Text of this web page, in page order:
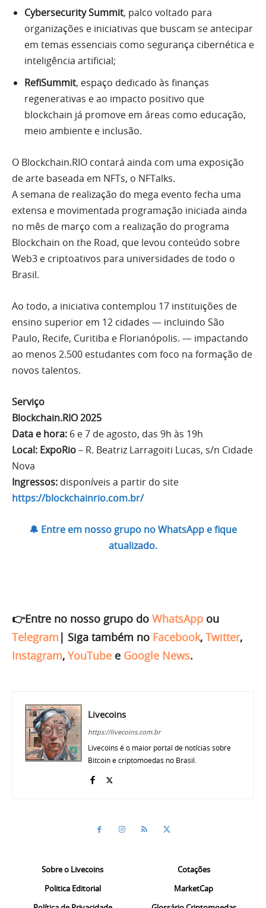
Cybersecurity Summit, palco voltado para
organizações e iniciativas que buscam se antecipar
em temas essenciais como segurança cibernética e
inteligência artificial;
RefiSummit, espaço dedicado às finanças
regenerativas e ao impacto positivo que
blockchain já promove em áreas como educação,
meio ambiente e inclusão.
O Blockchain.RIO contará ainda com uma exposição
de arte baseada em NFTs, o NFTalks.
A semana de realização do mega evento fecha uma
extensa e movimentada programação iniciada ainda
no mês de março com a realização do programa
Blockchain on the Road, que levou conteúdo sobre
Web3 e criptoativos para universidades de todo o
Brasil.
Ao todo, a iniciativa contemplou 17 instituições de
ensino superior em 12 cidades — incluindo São
Paulo, Recife, Curitiba e Florianópolis. — impactando
ao menos 2.500 estudantes com foco na formação de
novos talentos.
Serviço
Blockchain.RIO 2025
Data e hora: 6 e 7 de agosto, das 9h às 19h
Local: ExpoRio– R. Beatriz Larragoiti Lucas, s/n Cidade
Nova
Ingressos: disponíveis a partir do site
https://blockchainrio.com.br/
🔔 Entre em nosso grupo no WhatsApp e fique
atualizado.
👉Entre no nosso grupo do WhatsApp ou
Telegram | Siga também no Facebook, Twitter,
Instagram, YouTube e Google News.
Livecoins
https://livecoins.com.br
Livecoins é o maior portal de notícias sobre
Bitcoin e criptomoedas no Brasil.
Sobre o Livecoins
Politica Editorial
Cotações
MarketCap